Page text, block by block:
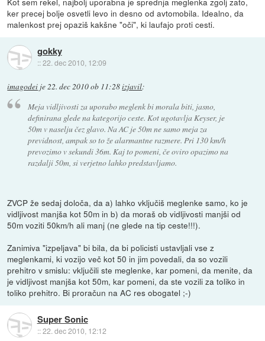
ker precej bolje osvetli levo in desno od avtomobila. Idealno, da
malenkost prej opaziš kakšne "oči", ki laufajo proti cesti.
gokky
::22. dec 2010, 12:09
imagodei je22. dec 2010 ob 11:28izjavil:
Meja vidljivosti za uporabo meglenk bi morala biti, jasno,
definirana glede na kategorijo ceste. Kot ugotavlja Keyser, je
50m v naselju čez glavo. Na AC je 50m ne samo meja za
previdnost, ampak so to že alarmantne razmere. Pri 130 km/h
prevozimo v sekundi 36m. Kaj to pomeni, če oviro opazimo na
razdalji 50m, si verjetno lahko predstavljamo.
ZVCP že sedaj določa, da a) lahko vključiš meglenke samo, ko je
vidljivost manjša kot 50m in b) da moraš ob vidljivosti manjši od
50m voziti 50km/h ali manj (ne glede na tip ceste!!!).
Zanimiva "izpeljava" bi bila, da bi policisti ustavljali vse z
meglenkami, ki vozijo več kot 50 in jim povedali, da so vozili
prehitro v smislu: vključili ste meglenke, kar pomeni, da menite, da
je vidljivost manjša kot 50m, kar pomeni, da ste vozili za toliko in
toliko prehitro. Bi proračun na AC res obogatel ;-)
Super Sonic
::22. dec 2010, 12:12